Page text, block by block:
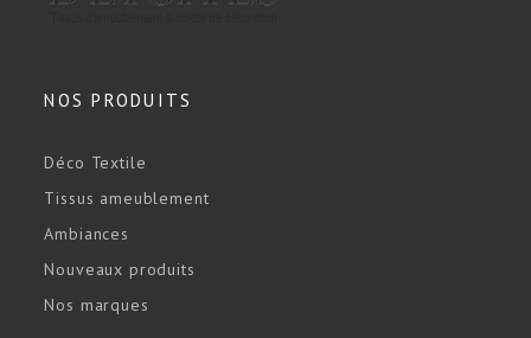
NOS PRODUITS
Déco Textile
Tissus ameublement
Ambiances
Nouveaux produits
Nos marques